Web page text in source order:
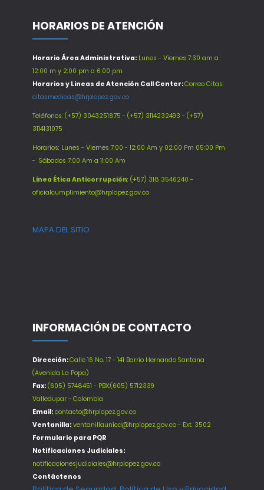
HORARIOS DE ATENCIÓN
Horario Área Administrativa: Lunes - Viernes 7:30 am a
12:00 m y 2:00 pm a 6:00 pm
Horarios y Lineas de Atención Call Center:Correo Citas:
citasmedicas@hrplopez.gov.co
Teléfonos: (+57) 3043251875 - (+57) 3114232493 - (+57)
3114131075
Horarios: Lunes - Viernes 7:00 - 12:00 Am y 02:00 Pm 05:00 Pm
- Sábados 7:00 Am a 11:00 Am
Línea Ética Anticorrupción: (+57) 318 3546240 -
oficialcumplimiento@hrplopez.gov.co
MAPA DEL SITIO
INFORMACIÓN DE CONTACTO
Dirección:Calle 16 No. 17 - 141 Barrio Hernando Santana
(Avenida La Popa)
Fax: (605) 5748451 - PBX:(605) 5712339
Valledupar - Colombia
Email: contacto@hrplopez.gov.co
Ventanilla: ventanillaunica@hrplopez.gov.co - Ext. 3502
Formulario para PQR
Notificaciones Judiciales:
notificacionesjudiciales@hrplopez.gov.co
Contáctenos